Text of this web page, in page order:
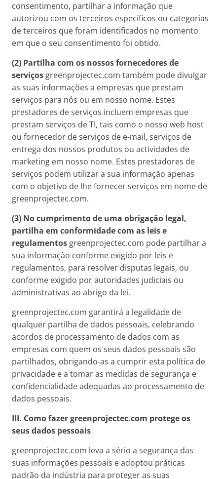
consentimento, partilhar a informação que
autorizou com os terceiros específicos ou categorias
de terceiros que foram identificados no momento
em que o seu consentimento foi obtido.
(2) Partilha com os nossos fornecedores de
serviços greenprojectec.com também pode divulgar
as suas informações a empresas que prestam
serviços para nós ou em nosso nome. Estes
prestadores de serviços incluem empresas que
prestam serviços de TI, tais como o nosso web host
ou fornecedor de serviços de e-mail, serviços de
entrega dos nossos produtos ou actividades de
marketing em nosso nome. Estes prestadores de
serviços podem utilizar a sua informação apenas
com o objetivo de lhe fornecer serviços em nome de
greenprojectec.com.
(3) No cumprimento de uma obrigação legal,
partilha em conformidade com as leis e
regulamentos greenprojectec.com pode partilhar a
sua informação conforme exigido por leis e
regulamentos, para resolver disputas legais, ou
conforme exigido por autoridades judiciais ou
administrativas ao abrigo da lei.
greenprojectec.com garantirá a legalidade de
qualquer partilha de dados pessoais, celebrando
acordos de processamento de dados com as
empresas com quem os seus dados pessoais são
partilhados, obrigando-as a cumprir esta política de
privacidade e a tomar as medidas de segurança e
confidencialidade adequadas ao processamento de
dados pessoais.
III. Como fazergreenprojectec.com protege os
seus dados pessoais
greenprojectec.com leva a sério a segurança das
suas informações pessoais e adoptou práticas
padrão da indústria para proteger as suas